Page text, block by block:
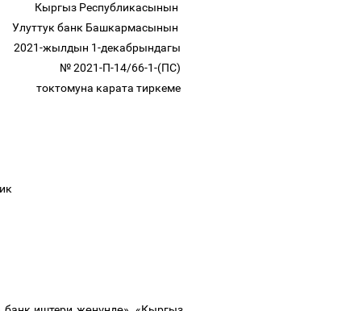
Кыргыз Республикасынын
Улуттук банк Башкармасынын
2021-жылдын 1-декабрындагы
№ 2021-П-14/66-1-(ПС)
токтомуна карата тиркеме